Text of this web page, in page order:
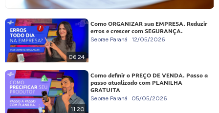
06:24
Como ORGANIZAR sua EMPRESA. Reduzir
erros e crescer com SEGURANÇA.
Sebrae Paraná 12/05/2026
11:20
Como definir o PREÇO DE VENDA. Passo a
passo atualizado com PLANILHA
GRATUITA
Sebrae Paraná 05/05/2026